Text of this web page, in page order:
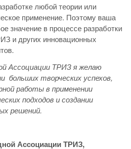
любой теории или
применение. Поэтому ваша
значение в процессе разработки
и других инновационных
Ассоциации ТРИЗ я желаю
больших творческих успехов,
работы в применении
подходов и создании
решений.
Ассоциации ТРИЗ,